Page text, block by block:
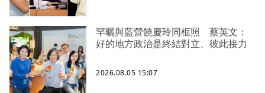
罕曬與藍營饒慶玲同框照 蔡英文：
好的地方政治是終結對立、彼此接力
2026.08.05 15:07